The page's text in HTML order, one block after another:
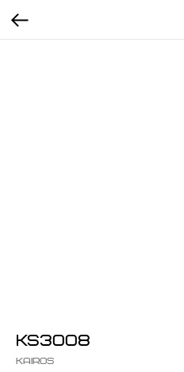
KS3008
Kairos